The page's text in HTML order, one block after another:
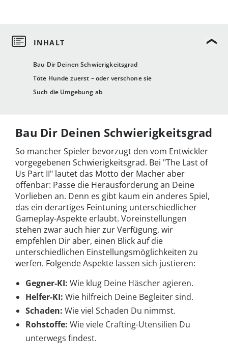
Bau Dir Deinen Schwierigkeitsgrad
Töte Hunde zuerst – oder verschone sie
Such die Umgebung ab
Bau Dir Deinen Schwierigkeitsgrad
So mancher Spieler bevorzugt den vom Entwickler
vorgegebenen Schwierigkeitsgrad. Bei "The Last of
Us Part II" lautet das Motto der Macher aber
offenbar: Passe die Herausforderung an Deine
Vorlieben an. Denn es gibt kaum ein anderes Spiel,
das ein derartiges Feintuning unterschiedlicher
Gameplay-Aspekte erlaubt. Voreinstellungen
stehen zwar auch hier zur Verfügung, wir
empfehlen Dir aber, einen Blick auf die
unterschiedlichen Einstellungsmöglichkeiten zu
werfen. Folgende Aspekte lassen sich justieren:
Gegner-KI: Wie klug Deine Häscher agieren.
Helfer-KI: Wie hilfreich Deine Begleiter sind.
Schaden: Wie viel Schaden Du nimmst.
Rohstoffe: Wie viele Crafting-Utensilien Du
unterwegs findest.